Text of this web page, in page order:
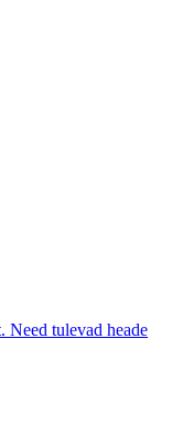
Need tulevad heade